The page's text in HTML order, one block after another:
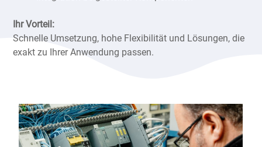
Ihr Vorteil:
Schnelle Umsetzung, hohe Flexibilität und Lösungen, die
exakt zu Ihrer Anwendung passen.